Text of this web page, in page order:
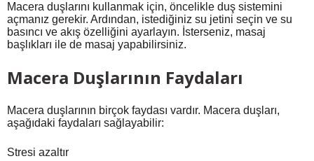
Macera duşlarını kullanmak için, öncelikle duş sistemini
açmanız gerekir. Ardından, istediğiniz su jetini seçin ve su
basıncı ve akış özelliğini ayarlayın. İsterseniz, masaj
başlıkları ile de masaj yapabilirsiniz.
Macera Duşlarının Faydaları
Macera duşlarının birçok faydası vardır. Macera duşları,
aşağıdaki faydaları sağlayabilir:
Stresi azaltır